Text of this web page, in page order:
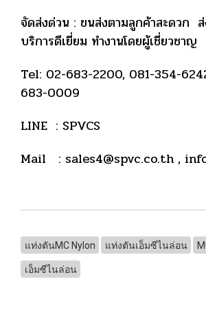
จัดส่งด่วน : ขนส่งตามลูกค้าสะดวก ส่
บริการดีเยี่ยม ทำงานโดยผู้เชี่ยวชาญ
Tel: 02-683-2200, 081-354-
683-0009
LINE : SPVCS
Mail : sales4@spvc.co.th ,
แท่งตันMC Nylon แท่งตันเอ็มซีไนล่อน
เอ็มซีไนล่อน